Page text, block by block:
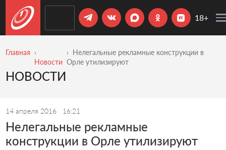
18+
Главная
Новости
Нелегальные рекламные конструкции в
Орле утилизируют
НОВОСТИ
14 апреля 2016 16:21
Нелегальные рекламные
конструкции в Орле утилизируют